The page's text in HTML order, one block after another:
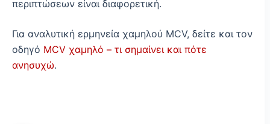
περιπτώσεων είναι διαφορετική.
Για αναλυτική ερμηνεία χαμηλού MCV, δείτε και τον
οδηγό MCV χαμηλό – τι σημαίνει και πότε
ανησυχώ.